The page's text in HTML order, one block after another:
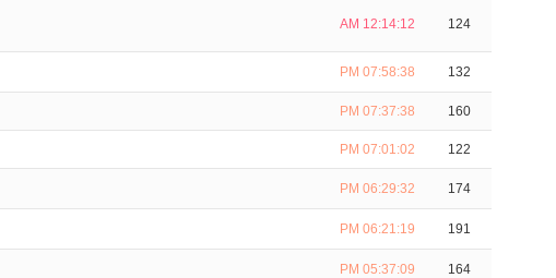
AM 12:14:12 124
PM 07:58:38 132
PM 07:37:38 160
PM 07:01:02 122
PM 06:29:32 174
PM 06:21:19 191
PM 05:37:09 164